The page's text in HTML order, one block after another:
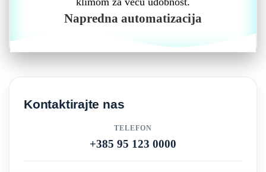
Napredna automatizacija
Kontaktirajte nas
TELEFON
+385 95 123 0000